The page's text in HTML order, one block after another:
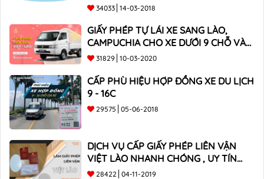
34033 14-03-2018
GIẤY PHÉP TỰ LÁI XE SANG LÀO,
CAMPUCHIA CHO XE DƯỚI 9 CHỖ VÀ
XE BÁN TẢI
31829 10-03-2020
CẤP PHÙ HIỆU HỢP ĐỒNG XE DU LỊCH
9 - 16C
29575 05-06-2018
DỊCH VỤ CẤP GIẤY PHÉP LIÊN VẬN
VIỆT LÀO NHANH CHÓNG , UY TÍN
TOÀN QUỐC
28422 04-11-2019